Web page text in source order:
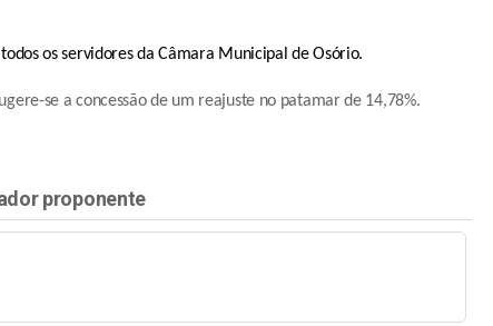
os servidores da Câmara Municipal de Osório.
se a concessão de um reajuste no patamar de 14,78%.
proponente